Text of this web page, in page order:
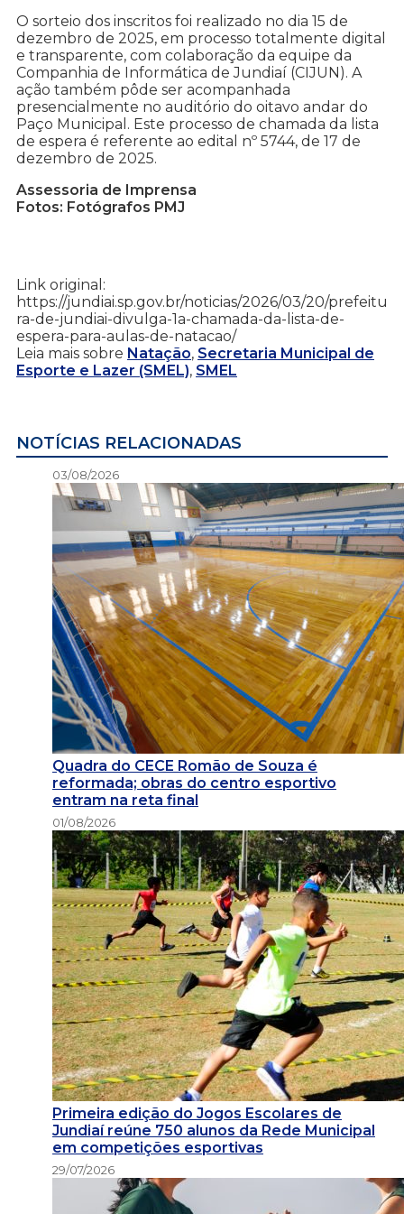
O sorteio dos inscritos foi realizado no dia 15 de
dezembro de 2025, em processo totalmente digital
e transparente, com colaboração da equipe da
Companhia de Informática de Jundiaí (CIJUN). A
ação também pôde ser acompanhada
presencialmente no auditório do oitavo andar do
Paço Municipal. Este processo de chamada da lista
de espera é referente ao edital nº 5744, de 17 de
dezembro de 2025.
Assessoria de Imprensa
Fotos: Fotógrafos PMJ
Link original:
https://jundiai.sp.gov.br/noticias/2026/03/20/prefeitu
ra-de-jundiai-divulga-1a-chamada-da-lista-de-
espera-para-aulas-de-natacao/
Leia mais sobre Natação, Secretaria Municipal de
Esporte e Lazer (SMEL), SMEL
NOTÍCIAS RELACIONADAS
03/08/2026
Quadra do CECE Romão de Souza é
reformada; obras do centro esportivo
entram na reta final
01/08/2026
Primeira edição do Jogos Escolares de
Jundiaí reúne 750 alunos da Rede Municipal
em competições esportivas
29/07/2026